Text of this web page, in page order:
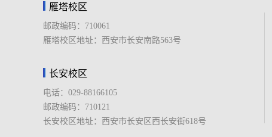
雁塔校区
邮政编码：710061
雁塔校区地址：西安市长安南路563号
长安校区
电话：029-88166105
邮政编码：710121
长安校区地址：西安市长安区西长安街618号